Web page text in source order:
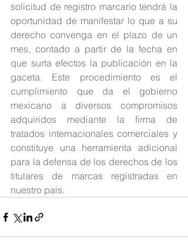
solicitud de registro marcario tendrá la
oportunidad de manifestar lo que a su
derecho convenga en el plazo de un
mes, contado a partir de la fecha en
que surta efectos la publicación en la
gaceta. Este procedimiento es el
cumplimiento que da el gobierno
mexicano a diversos compromisos
adquiridos mediante la firma de
tratados internacionales comerciales y
constituye una herramienta adicional
para la defensa de los derechos de los
titulares de marcas registradas en
nuestro país.